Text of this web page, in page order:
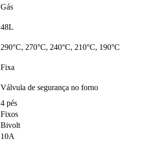
Gás
48L
290°C, 270°C, 240°C, 210°C, 190°C
Fixa
Válvula de segurança no forno
4 pés
Fixos
Bivolt
10A